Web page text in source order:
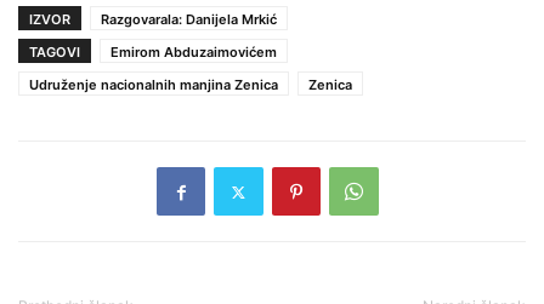
IZVOR
Razgovarala: Danijela Mrkić
TAGOVI
Emirom Abduzaimovićem
Udruženje nacionalnih manjina Zenica
Zenica